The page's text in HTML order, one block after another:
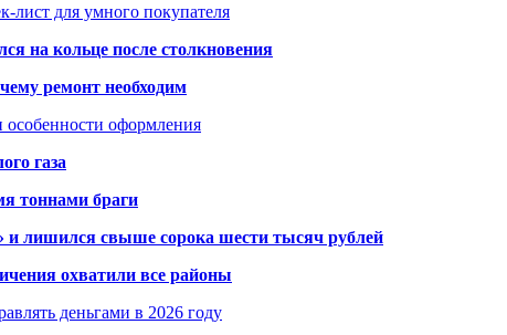
лист для умного покупателя
на кольце после столкновения
ремонт необходим
оформления
газа
тоннами браги
и лишился свыше сорока шести тысяч рублей
охватили все районы
деньгами в 2026 году